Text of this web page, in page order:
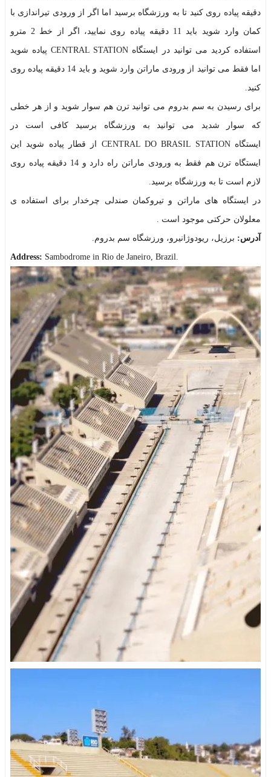
دقیقه پیاده روی کنید تا به ورزشگاه برسید اما اگر از ورودی تیراندازی با
کمان وارد شوید باید 11 دقیقه پیاده روی نمایید، اگر از خط 2 مترو
استفاده کردید می توانید در ایستگاه CENTRAL STATION پیاده شوید
اما فقط می توانید از ورودی ماراتن وارد شوید و باید 14 دقیقه پیاده روی
کنید.
برای رسیدن به سم بدروم می توانید ترن هم سوار شوید و از هر خطی
که سوار شدید می توانید به ورزشگاه برسید کافی است در
ایستگاه CENTRAL DO BRASIL STATION از قطار پیاده شوید این
ایستگاه ترن هم فقط به ورودی ماراتن راه دارد و 14 دقیقه پیاده روی
لازم است تا به ورزشگاه برسید.
در ایستگاه های ماراتن و تیروکمان صندلی چرخدار برای استفاده ی
معلولان حرکتی موجود است .
آدرس: برزیل، ریودوژانیرو، ورزشگاه سم بدروم.
.
Address: Sambodrome in Rio de Janeiro, Brazil